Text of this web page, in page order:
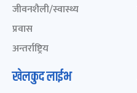
जीवनशैली/स्वास्थ्य
प्रवास
अन्तर्राष्ट्रिय
खेलकुद लाईभ